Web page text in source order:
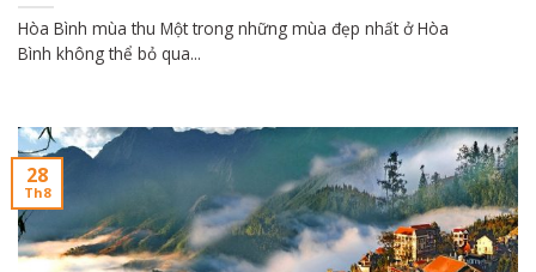
Hòa Bình mùa thu Một trong những mùa đẹp nhất ở Hòa
Bình không thể bỏ qua...
28
Th8